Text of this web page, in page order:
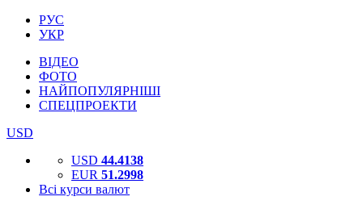
РУС
УКР
ВІДЕО
ФОТО
НАЙПОПУЛЯРНІШІ
СПЕЦПРОЕКТИ
USD
USD 44.4138
EUR 51.2998
Всі курси валют